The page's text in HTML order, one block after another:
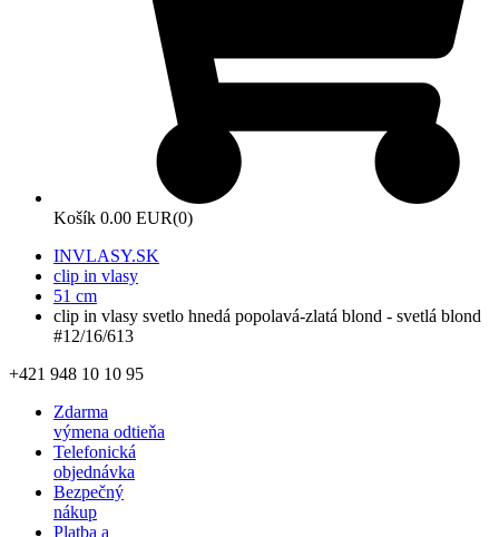
Košík 0.00 EUR(0)
INVLASY.SK
clip in vlasy
51 cm
clip in vlasy svetlo hnedá popolavá-zlatá blond - svetlá blond
#12/16/613
+421 948 10 10 95
Zdarma
výmena odtieňa
Telefonická
objednávka
Bezpečný
nákup
Platba a